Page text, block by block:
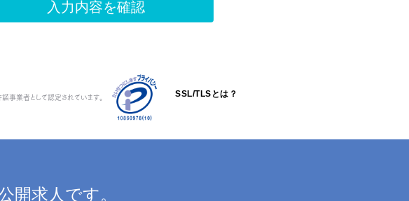
事業者として認定されています。 SSL/TLSとは？
開求人です。